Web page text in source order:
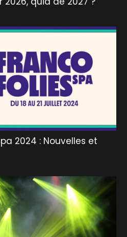
2024 : Nouvelles et